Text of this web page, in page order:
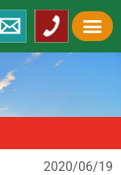
2020/06/19